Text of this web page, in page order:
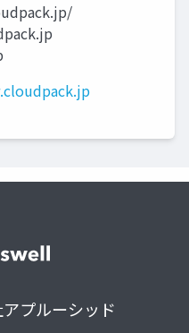
プルーシッド